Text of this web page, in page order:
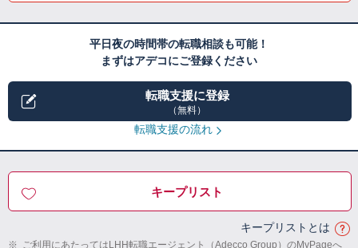
平日夜の時間帯の転職相談も可能！
まずはアデコにご登録ください
転職支援に登録
（無料）
転職支援の流れ
キープリスト
キープリストとは
※ ご利用にあたってはLHH転職エージェント（Adecco Group）のMyPageへ